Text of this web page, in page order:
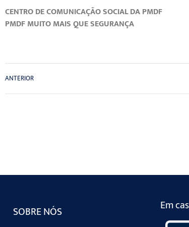
CENTRO DE COMUNICAÇÃO SOCIAL DA PMDF
PMDF MUITO MAIS QUE SEGURANÇA
ANTERIOR
SOBRE NÓS
Em